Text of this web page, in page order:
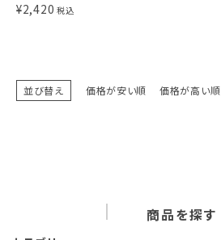
¥2,420 税込
並び替え 価格が安い順 価格が高い順
商品を探す